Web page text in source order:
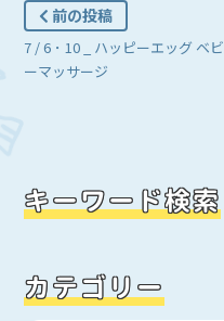
前の投稿
7 / 6 ･ 10 _ ハッピーエッグ ベビ
ーマッサージ
キーワード検索
カテゴリー